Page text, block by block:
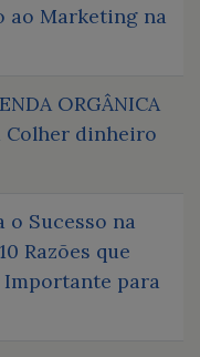
ao Marketing na
ORGÂNICA
Colher dinheiro
o Sucesso na
Razões que
para